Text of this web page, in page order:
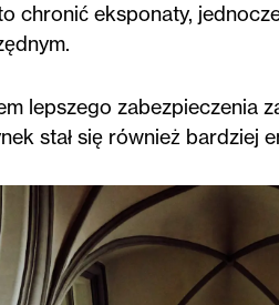
chronić eksponaty,
lepszego zabezpieczenia
stał się również bardziej